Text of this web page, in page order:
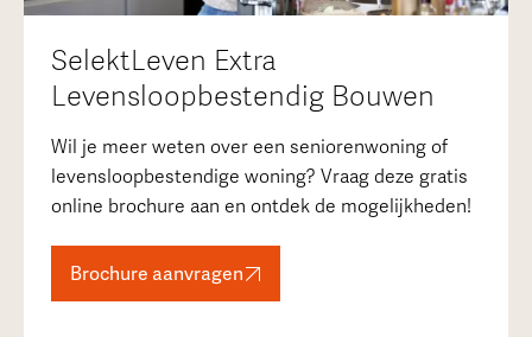
SelektLeven Extra
Levensloopbestendig Bouwen
Wil je meer weten over een seniorenwoning of
levensloopbestendige woning? Vraag deze gratis
online brochure aan en ontdek de mogelijkheden!
Brochure aanvragen